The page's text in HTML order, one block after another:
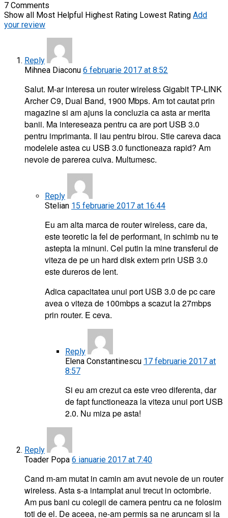
7 Comments
Show all Most Helpful Highest Rating Lowest Rating Add
your review
Reply
Mihnea Diaconu 6 februarie 2017 at 8:52
Salut. M-ar interesa un router wireless Gigabit TP-LINK
Archer C9, Dual Band, 1900 Mbps. Am tot cautat prin
magazine si am ajuns la concluzia ca asta ar merita
banii. Ma intereseaza pentru ca are port USB 3.0
pentru imprimanta. Il iau pentru birou. Stie careva daca
modelele astea cu USB 3.0 functioneaza rapid? Am
nevoie de parerea cuiva. Multumesc.
Reply
Stelian 15 februarie 2017 at 16:44
Eu am alta marca de router wireless, care da,
este teoretic la fel de performant, in schimb nu te
astepta la minuni. Cel putin la mine transferul de
viteza de pe un hard disk extern prin USB 3.0
este dureros de lent.
Adica capacitatea unui port USB 3.0 de pc care
avea o viteza de 100mbps a scazut la 27mbps
prin router. E ceva.
Reply
Elena Constantinescu 17 februarie 2017 at
8:57
Si eu am crezut ca este vreo diferenta, dar
de fapt functioneaza la viteza unui port USB
2.0. Nu miza pe asta!
Reply
Toader Popa 6 ianuarie 2017 at 7:40
Cand m-am mutat in camin am avut nevoie de un router
wireless. Asta s-a intamplat anul trecut in octombrie.
Am pus bani cu colegii de camera pentru ca ne folosim
toti de el. De aceea, ne-am permis sa ne aruncam si la